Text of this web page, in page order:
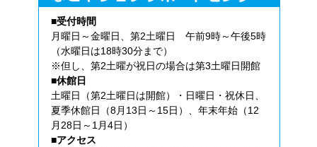
■受付時間
月曜日～金曜日、第2土曜日 午前9時～午後5時
（水曜日は18時30分まで）
※但し、第2土曜が祝日の場合は第3土曜日開館
■休館日
土曜日（第2土曜日は開館）・日曜日・祝休日、
夏季休館日（8月13日～15日）、年末年始（12
月28日～1月4日）
■アクセス